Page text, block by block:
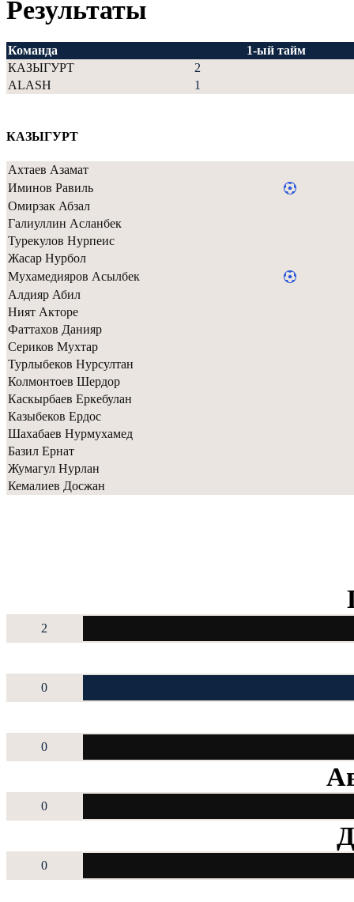
Результаты
Команда
1-ый тайм
КАЗЫГУРТ
2
ALASH
1
КАЗЫГУРТ
Ахтаев Азамат
Иминов Равиль
Омирзак Абзал
Галиуллин Асланбек
Турекулов Нурпеис
Жасар Нурбол
Мухамедияров Асылбек
Алдияр Абил
Ният Акторе
Фаттахов Данияр
Сериков Мухтар
Турлыбеков Нурсултан
Колмонтоев Шердор
Каскырбаев Еркебулан
Казыбеков Ердос
Шахабаев Нурмухамед
Базил Ернат
Жумагул Нурлан
Кемалиев Досжан
2
0
0
0
0